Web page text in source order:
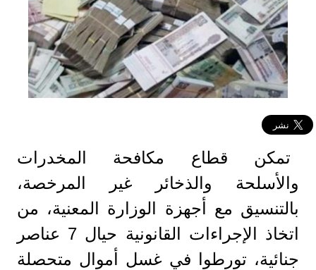
تمكن قطاع مكافحة المخدرات
والأسلحة والذخائر غير المرخصة،
بالتنسيق مع أجهزة الوزارة المعنية، من
اتخاذ الإجراءات القانونية حيال 7 عناصر
جنائية، تورطوا في غسل أموال متحصلة